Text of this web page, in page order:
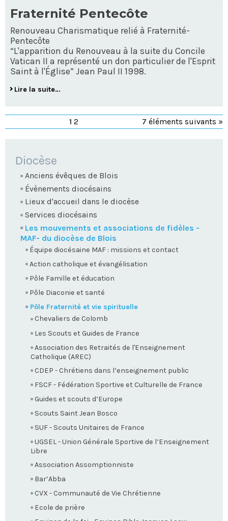
Fraternité Pentecôte
Renouveau Charismatique relié à Fraternité-
Pentecôte
“L'apparition du Renouveau à la suite du Concile
Vatican II a représenté un don particulier de l'Esprit
Saint à l'Église” Jean Paul II 1998.
Lire la suite…
7 éléments suivants »
1 2
NAVIGATION
Diocèse
Anciens évêques de Blois
Évènements diocésains
Lieux d'accueil dans le diocèse
Services diocésains
Les mouvements et associations de fidèles -
MAF- du diocèse de Blois
Équipe diocésaine MAF : missions et contact
Action catholique et évangélisation
Pôle Famille et éducation
Pôle Diaconie et santé
Pôle Fraternité et vie spirituelle
Chevaliers de Colomb
Les Scouts et Guides de France
Association des Retraités de l'Enseignement
Catholique (AREC)
CDEP - Chrétiens dans l’enseignement public
FSCF - Fédération Sportive et Culturelle de France
Guides et scouts d’Europe
Scouts Saint Jean Bosco
SUF - Scouts Unitaires de France
UGSEL - Union Générale Sportive de l’Enseignement
Libre
Association Assomptionniste
Bar’Abba
CVX - Communauté de Vie Chrétienne
Ecole de prière